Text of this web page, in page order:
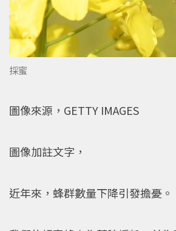
採蜜
圖像來源，GETTY IMAGES
圖像加註文字，
近年來，蜂群數量下降引發擔憂。